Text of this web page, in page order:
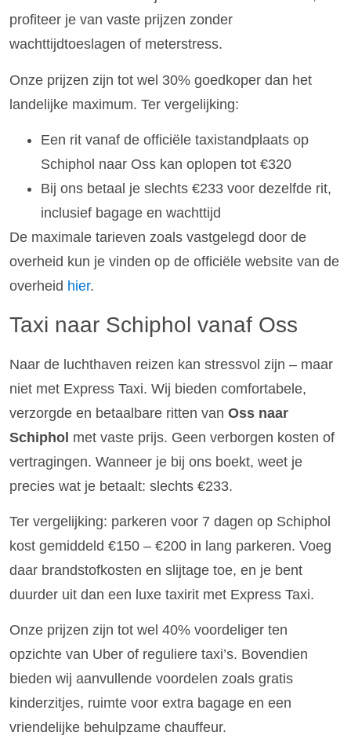
profiteer je van vaste prijzen zonder
wachttijdtoeslagen of meterstress.
Onze prijzen zijn tot wel 30% goedkoper dan het
landelijke maximum. Ter vergelijking:
Een rit vanaf de officiële taxistandplaats op
Schiphol naar Oss kan oplopen tot €320
Bij ons betaal je slechts €233 voor dezelfde rit,
inclusief bagage en wachttijd
De maximale tarieven zoals vastgelegd door de
overheid kun je vinden op de officiële website van de
overheid hier.
Taxi naar Schiphol vanaf Oss
Naar de luchthaven reizen kan stressvol zijn – maar
niet met Express Taxi. Wij bieden comfortabele,
verzorgde en betaalbare ritten van Oss naar
Schiphol met vaste prijs. Geen verborgen kosten of
vertragingen. Wanneer je bij ons boekt, weet je
precies wat je betaalt: slechts €233.
Ter vergelijking: parkeren voor 7 dagen op Schiphol
kost gemiddeld €150 – €200 in lang parkeren. Voeg
daar brandstofkosten en slijtage toe, en je bent
duurder uit dan een luxe taxirit met Express Taxi.
Onze prijzen zijn tot wel 40% voordeliger ten
opzichte van Uber of reguliere taxi’s. Bovendien
bieden wij aanvullende voordelen zoals gratis
kinderzitjes, ruimte voor extra bagage en een
vriendelijke behulpzame chauffeur.